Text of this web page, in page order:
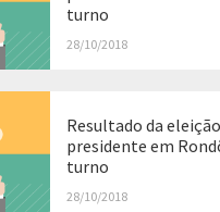
turno
28/10/2018
Resultado da
presidente em
turno
28/10/2018